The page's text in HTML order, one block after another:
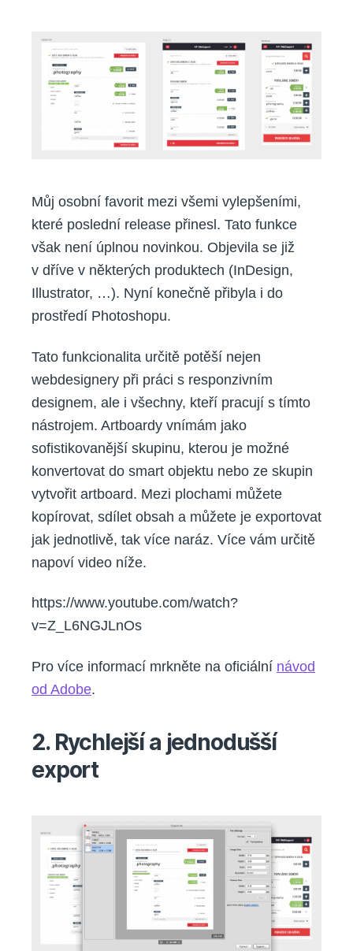
Můj osobní favorit mezi všemi vylepšeními,
které poslední release přinesl. Tato funkce
však není úplnou novinkou. Objevila se již
v dříve v některých produktech (InDesign,
Illustrator, …). Nyní konečně přibyla i do
prostředí Photoshopu.
Tato funkcionalita určitě potěší nejen
webdesignery při práci s responzivním
designem, ale i všechny, kteří pracují s tímto
nástrojem. Artboardy vnímám jako
sofistikovanější skupinu, kterou je možné
konvertovat do smart objektu nebo ze skupin
vytvořit artboard. Mezi plochami můžete
kopírovat, sdílet obsah a můžete je exportovat
jak jednotlivě, tak více naráz. Více vám určitě
napoví video níže.
https://www.youtube.com/watch?
v=Z_L6NGJLnOs
Pro více informací mrkněte na oficiální návod
od Adobe.
2. Rychlejší a jednodušší
export